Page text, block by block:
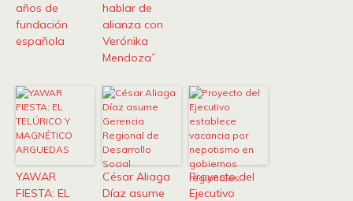
años de
fundación
española
hablar de
alianza con
Verónika
Mendoza”
YAWAR
FIESTA: EL
César Aliaga
Díaz asume
Proyecto del
Ejecutivo